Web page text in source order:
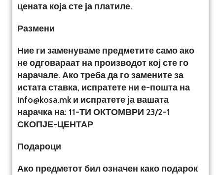
цената која сте ја платиле.
Размени
Ние ги заменуваме предметите само ако
не одговараат на производот кој сте го
нарачале. Ако треба да го замените за
истата ставка, испратете ни е-пошта на
info@kosa.mk и испратете ја вашата
нарачка на: 11-ТИ ОКТОМВРИ 23/2-1
СКОПЈЕ-ЦЕНТАР
Подароци
Ако предметот бил означен како подарок